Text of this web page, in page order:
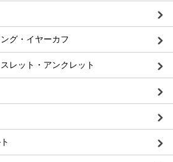
グ・イヤーカフ
レット・アンクレット